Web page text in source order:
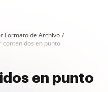
Formato de Archivo
contenidos en punto
en punto